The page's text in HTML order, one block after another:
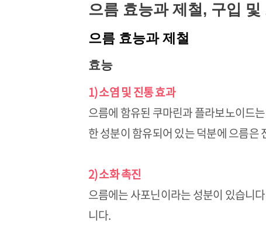
으름 효능과 제철, 구입
으름 효능과 제철
효능
1) 소염 및 진통 효과
으름에 함유된 쿠마린과 플라보노이드
한 성분이 함유되어 있는 덕분에 으름
2) 소화 촉진
으름에는 사포닌이라는 성분이 있습니
니다.